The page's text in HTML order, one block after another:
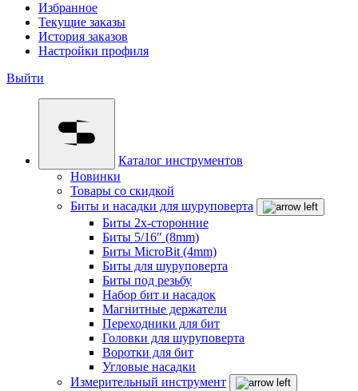
Избранное
Текущие заказы
История заказов
Настройки профиля
Выйти
Каталог инструментов
Новинки
Товары со скидкой
Биты и насадки для шуруповерта
Биты 2х-сторонние
Биты 5/16" (8mm)
Биты MicroBit (4mm)
Биты для шуруповерта
Биты под резьбу
Набор бит и насадок
Магнитные держатели
Переходники для бит
Головки для шуруповерта
Воротки для бит
Угловые насадки
Измерительный инструмент